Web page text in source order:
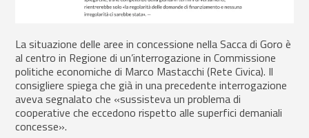
La situazione delle aree in concessione nella Sacca di Goro è
al centro in Regione di un’interrogazione in Commissione
politiche economiche di Marco Mastacchi (Rete Civica). Il
consigliere spiega che già in una precedente interrogazione
aveva segnalato che «sussisteva un problema di
cooperative che eccedono rispetto alle superfici demaniali
concesse».